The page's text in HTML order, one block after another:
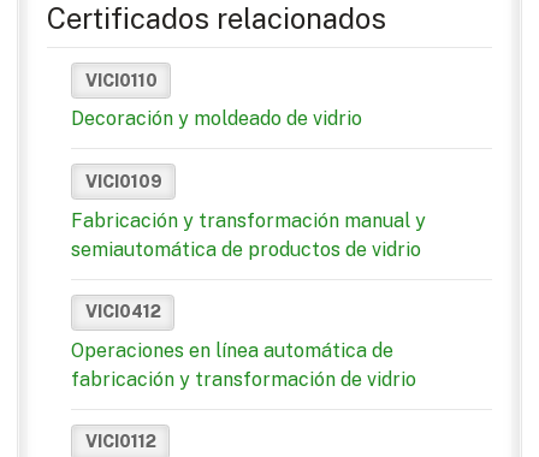
Certificados relacionados
VICI0110
Decoración y moldeado de vidrio
VICI0109
Fabricación y transformación manual y
semiautomática de productos de vidrio
VICI0412
Operaciones en línea automática de
fabricación y transformación de vidrio
VICI0112